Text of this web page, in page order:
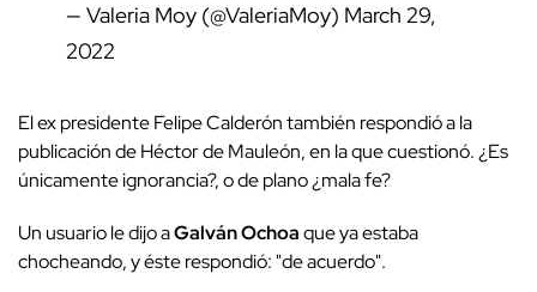
— Valeria Moy (@ValeriaMoy) March 29,
2022
El ex presidente Felipe Calderón también respondió a la
publicación de Héctor de Mauleón, en la que cuestionó.¿Es
únicamente ignorancia?, o de plano ¿mala fe?
Un usuario le dijo aGalván Ochoaque ya estaba
chocheando, y éste respondió: "de acuerdo".